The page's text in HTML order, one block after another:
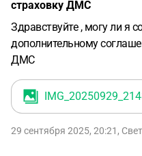
страховку ДМС
Здравствуйте , могу ли я
дополнительному
ДМС
29 сентября 2025, 20:21 ,